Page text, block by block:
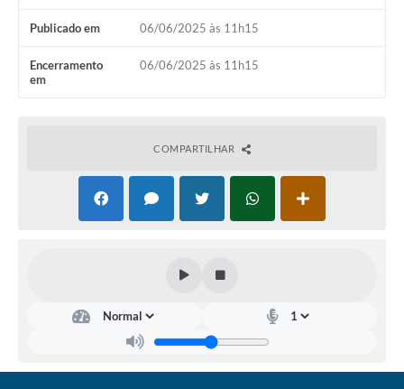
Coronavírus
Certidão Negativa
Alvará
Modelos de Requerimentos
Passe Livre Estudantil
Publicado em 06/06/2025 às 11h15
Encerramento
em
06/06/2025 às 11h15
COMPARTILHAR